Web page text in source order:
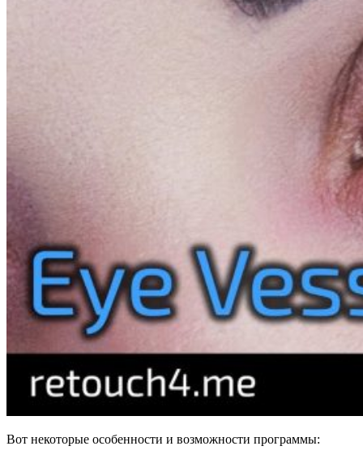
Вот некоторые особенности и возможности программы: